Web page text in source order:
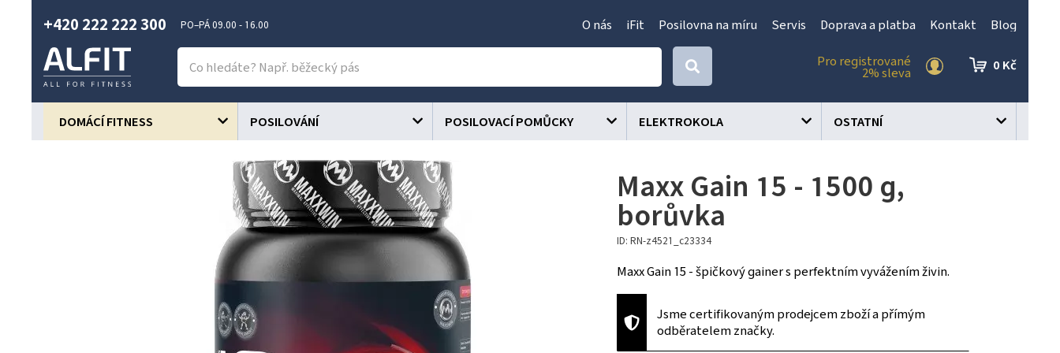
+420 222 222 300 PO–PÁ 09.00 - 16.00 O nás iFit Posilovna na míru Servis Doprava a platba Kontakt Blog
Pro registrované
2% sleva
0 Kč
DOMÁCÍ FITNESS POSILOVÁNÍ POSILOVACÍ POMŮCKY ELEKTROKOLA OSTATNÍ
Maxx Gain 15 - 1500 g,
borůvka
ID: RN-z4521_c23334
Maxx Gain 15 - špičkový gainer s perfektním vyvážením živin.
Jsme certifikovaným prodejcem zboží a přímým
odběratelem značky.